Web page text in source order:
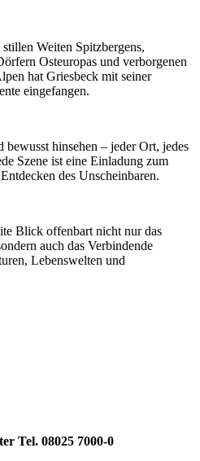
Weiten Spitz­bergens,
Osteuropas und verborge­nen
hat Griesbeck mit seiner
eingefangen.
bewusst hinsehen – jeder Ort, jedes
Szene ist eine Einladung zum
des Unscheinbaren.
Blick offenbart nicht nur das
auch das Verbindende
Lebenswelten und
Tel. 08025 7000-0